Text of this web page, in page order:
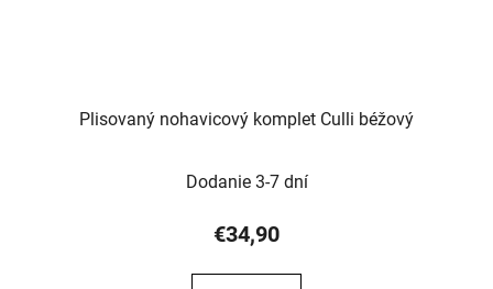
Plisovaný nohavicový komplet Culli béžový
Dodanie 3-7 dní
€34,90